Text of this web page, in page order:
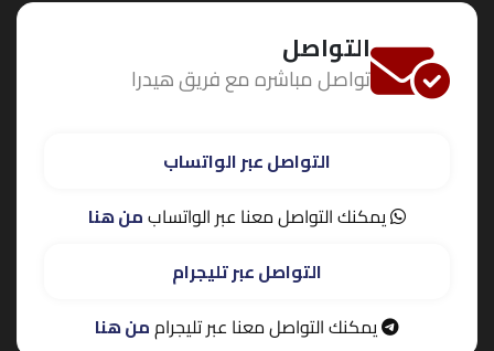
التواصل
تواصل مباشره مع فريق هيدرا
التواصل عبر الواتساب
يمكنك التواصل معنا عبر الواتسابمن هنا
التواصل عبر تليجرام
يمكنك التواصل معنا عبر تليجراممن هنا